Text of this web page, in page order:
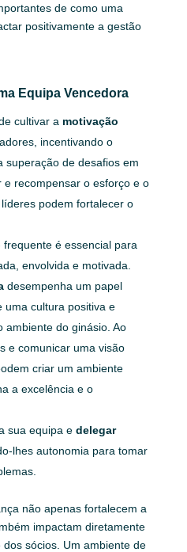
de como uma
positivamente a gestão
Equipa Vencedora
cultivar a motivação
incentivando o
superação de desafios em
e recompensar o esforço e o
podem fortalecer o
é essencial para
envolvida e motivada.
desempenha um papel
uma cultura positiva e
ambiente do ginásio. Ao
e comunicar uma visão
criar um ambiente
a excelência e o
sua equipa e delegar
lhes autonomia para tomar
não apenas fortalecem a
impactam diretamente
sócios. Um ambiente de